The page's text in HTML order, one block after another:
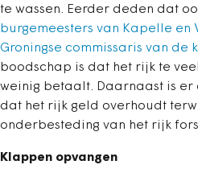
te wassen. Eerder deden dat
burgemeesters van Kapelle en
Groningse commissaris van de
boodschap is dat het rijk te
weinig betaalt. Daarnaast is
dat het rijk geld overhoudt
onderbesteding van het rijk
Klappen opvangen